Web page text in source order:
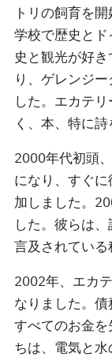
トリの飼育を
学校で歴史と
史と観光が好
り、ゲレンジ
した。エカテ
く、本、特に詩
2000年代初頭
になり、すぐ
加しました。
した。彼らは
言及されている
2002年、エカ
なりました。
すべてのお金
ちは、電気と